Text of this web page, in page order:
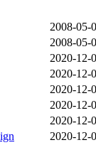
2008-05-
2008-05-
2020-12-
2020-12-
2020-12-
2020-12-
2020-12-
2020-12-